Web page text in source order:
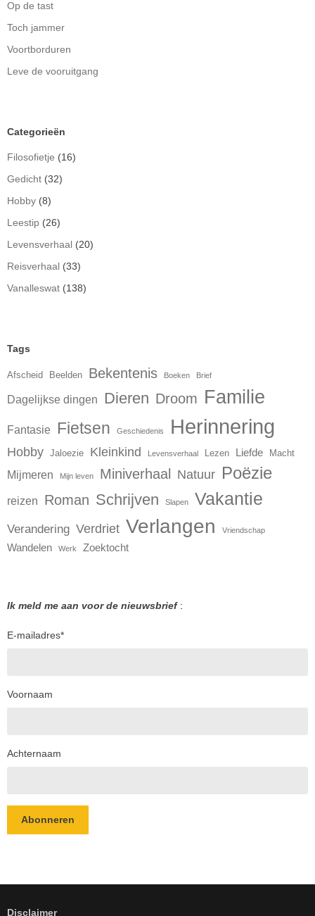
Op de tast
Toch jammer
Voortborduren
Leve de vooruitgang
Categorieën
Filosofietje (16)
Gedicht (32)
Hobby (8)
Leestip (26)
Levensverhaal (20)
Reisverhaal (33)
Vanalleswat (138)
Tags
Afscheid Beelden Bekentenis Boeken Brief
Dagelijkse dingen Dieren Droom Familie
Fantasie Fietsen Geschiedenis Herinnering
Hobby Jaloezie Kleinkind Levensverhaal Lezen Liefde Macht
Mijmeren Mijn leven Miniverhaal Natuur Poëzie
reizen Roman Schrijven Slapen Vakantie
Verandering Verdriet Verlangen Vriendschap
Wandelen Werk Zoektocht
Ik meld me aan voor de nieuwsbrief:
E-mailadres*
Voornaam
Achternaam
Abonneren
Disclaimer